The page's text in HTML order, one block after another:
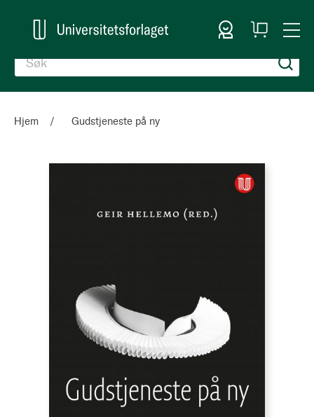
Logg inn
Handlekurv
Hjem Gudstjeneste på ny